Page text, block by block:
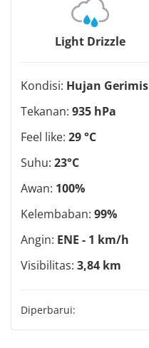
Light Drizzle
Kondisi: Hujan Gerimis
Tekanan: 935 hPa
Feel like: 29 °C
Suhu: 23°C
Awan: 100%
Kelembaban: 99%
Angin: ENE - 1 km/h
Visibilitas: 3,84 km
Diperbarui: